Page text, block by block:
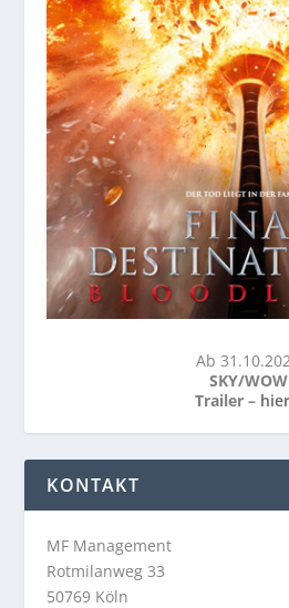
Ab
SKY/WOW
Trailer – hier
KONTAKT
MF Management
Rotmilanweg 33
50769 Köln